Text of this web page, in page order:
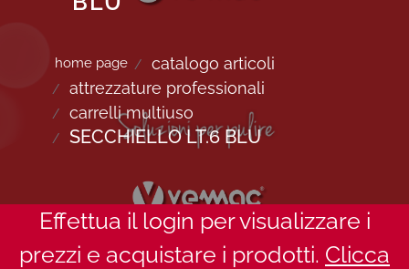
home page
catalogo articoli
attrezzature professionali
carrelli multiuso
SECCHIELLO LT.6 BLU
Effettua il login per visualizzare i
prezzi e acquistare i prodotti. Clicca